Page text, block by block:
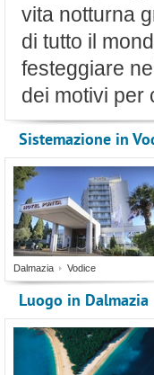
vita notturna
di tutto il
festeggiare
dei motivi per
Sistemazione in
Dalmazia Vodice
Luogo in Dalmazia